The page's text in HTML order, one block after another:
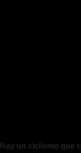
Hay un ciclismo que